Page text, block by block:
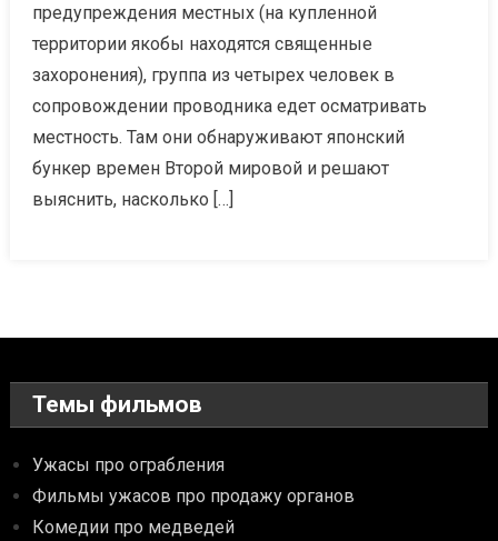
предупреждения местных (на купленной
территории якобы находятся священные
захоронения), группа из четырех человек в
сопровождении проводника едет осматривать
местность. Там они обнаруживают японский
бункер времен Второй мировой и решают
выяснить, насколько […]
Темы фильмов
Ужасы про ограбления
Фильмы ужасов про продажу органов
Комедии про медведей